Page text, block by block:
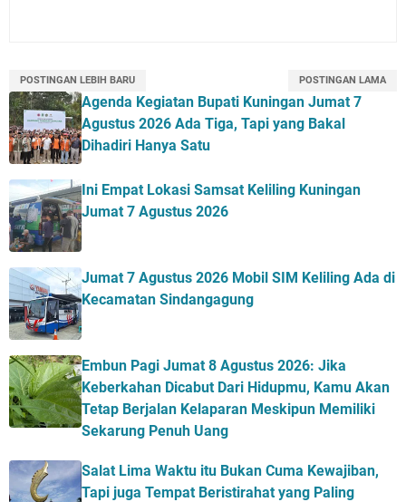
POSTINGAN LEBIH BARU POSTINGAN LAMA
Agenda Kegiatan Bupati Kuningan Jumat 7
Agustus 2026 Ada Tiga, Tapi yang Bakal
Dihadiri Hanya Satu
Ini Empat Lokasi Samsat Keliling Kuningan
Jumat 7 Agustus 2026
Jumat 7 Agustus 2026 Mobil SIM Keliling Ada di
Kecamatan Sindangagung
Embun Pagi Jumat 8 Agustus 2026: Jika
Keberkahan Dicabut Dari Hidupmu, Kamu Akan
Tetap Berjalan Kelaparan Meskipun Memiliki
Sekarung Penuh Uang
Salat Lima Waktu itu Bukan Cuma Kewajiban,
Tapi juga Tempat Beristirahat yang Paling